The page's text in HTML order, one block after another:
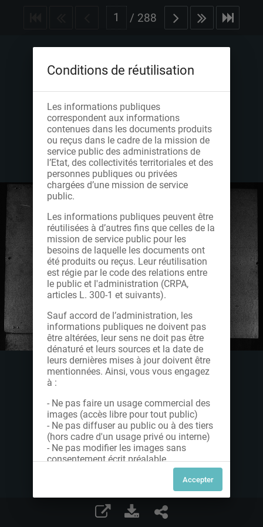
/ 288
Conditions de réutilisation
Les informations publiques
correspondent aux informations
contenues dans les documents produits
ou reçus dans le cadre de la mission de
service public des administrations de
l’Etat, des collectivités territoriales et des
personnes publiques ou privées
chargées d’une mission de service
public.
Les informations publiques peuvent être
réutilisées à d’autres fins que celles de la
mission de service public pour les
besoins de laquelle les documents ont
été produits ou reçus. Leur réutilisation
est régie par le code des relations entre
le public et l'administration (CRPA,
articles L. 300-1 et suivants).
Sauf accord de l’administration, les
informations publiques ne doivent pas
être altérées, leur sens ne doit pas être
dénaturé et leurs sources et la date de
leurs dernières mises à jour doivent être
mentionnées. Ainsi, vous vous engagez
à :
- Ne pas faire un usage commercial des
images (accès libre pour tout public)
- Ne pas diffuser au public ou à des tiers
(hors cadre d'un usage privé ou interne)
- Ne pas modifier les images sans
consentement écrit préalable
Dans le cas contraire, nous vous invitons
à nous contacter afin de solliciter le type
de Licence souhaitée parmi celles
proposées et le cas échéant, acquitter